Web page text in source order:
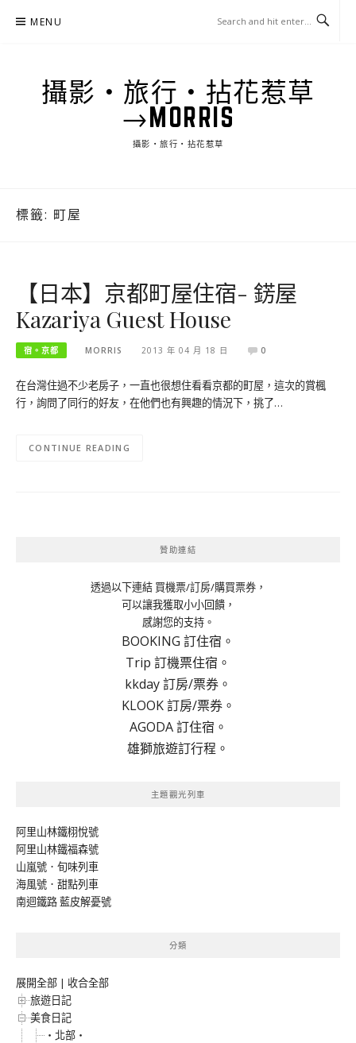
MENU
攝影‧旅行‧拈花惹草
→MORRIS
攝影‧旅行‧拈花惹草
標籤: 町屋
【日本】京都町屋住宿- 錺屋
Kazariya Guest House
宿。京都 MORRIS 2013 年 04 月 18 日 0
在台灣住過不少老房子，一直也很想住看看京都的町屋，這次的賞楓
行，詢問了同行的好友，在他們也有興趣的情況下，挑了…
CONTINUE READING
贊助連結
透過以下連結 買機票/訂房/購買票券，
可以讓我獲取小小回饋，
感謝您的支持。
BOOKING 訂住宿。
Trip 訂機票住宿。
kkday 訂房/票券。
KLOOK 訂房/票券。
AGODA 訂住宿。
雄獅旅遊訂行程。
主題觀光列車
阿里山林鐵栩悅號
阿里山林鐵福森號
山嵐號．旬味列車
海風號．甜點列車
南迴鐵路 藍皮解憂號
分類
展開全部 | 收合全部
旅遊日記
美食日記
‧北部‧